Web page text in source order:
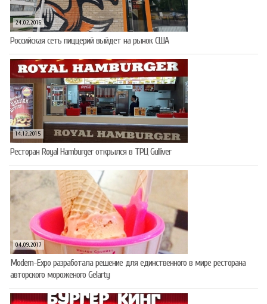
24.02.2016
Российская сеть пиццерий выйдет на рынок США
14.12.2015
Ресторан Royal Hamburger открылся в ТРЦ Gulliver
04.09.2017
Modern-Expo разработала решение для единственного в мире ресторана
авторского мороженого Gelarty